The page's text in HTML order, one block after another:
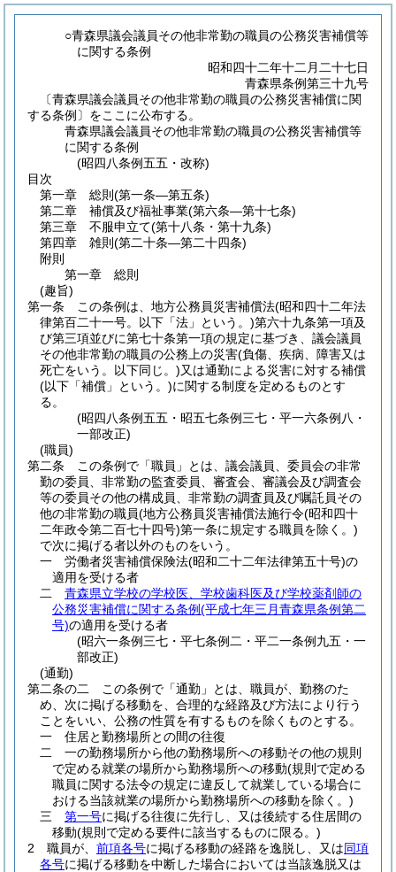
○青森県議会議員その他非常勤の職員の公務災害補償等
に関する条例
昭和四十二年十二月二十七日
青森県条例第三十九号
〔青森県議会議員その他非常勤の職員の公務災害補償に関
する条例〕をここに公布する。
青森県議会議員その他非常勤の職員の公務災害補償等
に関する条例
(昭四八条例五五・改称)
目次
第一章
総則 (第一条―第五条)
第二章
補償及び福祉事業(第六条―第十七条)
第三章
不服申立て(第十八条・第十九条)
第四章
雑則 (第二十条―第二十四条)
附則
第一章
総則
(趣旨)
第一条
この条例は、地方公務員災害補償法(昭和四十二年法
律第百二十一号。以下「法」という。)第六十九条第一項及
び第三項並びに第七十条第一項の規定に基づき、議会議員
その他非常勤の職員の公務上の災害(負傷、疾病、障害又は
死亡をいう。以下同じ。)又は通勤による災害に対する補償
(以下「補償」という。)に関する制度を定めるものとす
る。
(昭四八条例五五・昭五七条例三七・平一六条例八・
一部改正)
(職員)
第二条
この条例で「職員」とは、議会議員、委員会の非常
勤の委員、非常勤の監査委員、審査会、審議会及び調査会
等の委員その他の構成員、非常勤の調査員及び嘱託員その
他の非常勤の職員(地方公務員災害補償法施行令(昭和四十
二年政令第二百七十四号)第一条に規定する職員を除く。)
で次に掲げる者以外のものをいう。
一
労働者災害補償保険法(昭和二十二年法律第五十号)の
適用を受ける者
二
青森県立学校の学校医、学校歯科医及び学校薬剤師の
公務災害補償に関する条例(平成七年三月青森県条例第二
号)の適用を受ける者
(昭六一条例三七・平七条例二・平二一条例九五・一
部改正)
(通勤)
第二条の二
この条例で「通勤」とは、職員が、勤務のた
め、次に掲げる移動を、合理的な経路及び方法により行う
ことをいい、公務の性質を有するものを除くものとする。
一
住居と勤務場所との間の往復
二
一の勤務場所から他の勤務場所への移動その他の規則
で定める就業の場所から勤務場所への移動(規則で定める
職員に関する法令の規定に違反して就業している場合に
おける当該就業の場所から勤務場所への移動を除く。)
三
第一号に掲げる往復に先行し、又は後続する住居間の
移動(規則で定める要件に該当するものに限る。)
2
職員が、 前項各号に掲げる移動の経路を逸脱し、又は同項
各号に掲げる移動を中断した場合においては当該逸脱又は